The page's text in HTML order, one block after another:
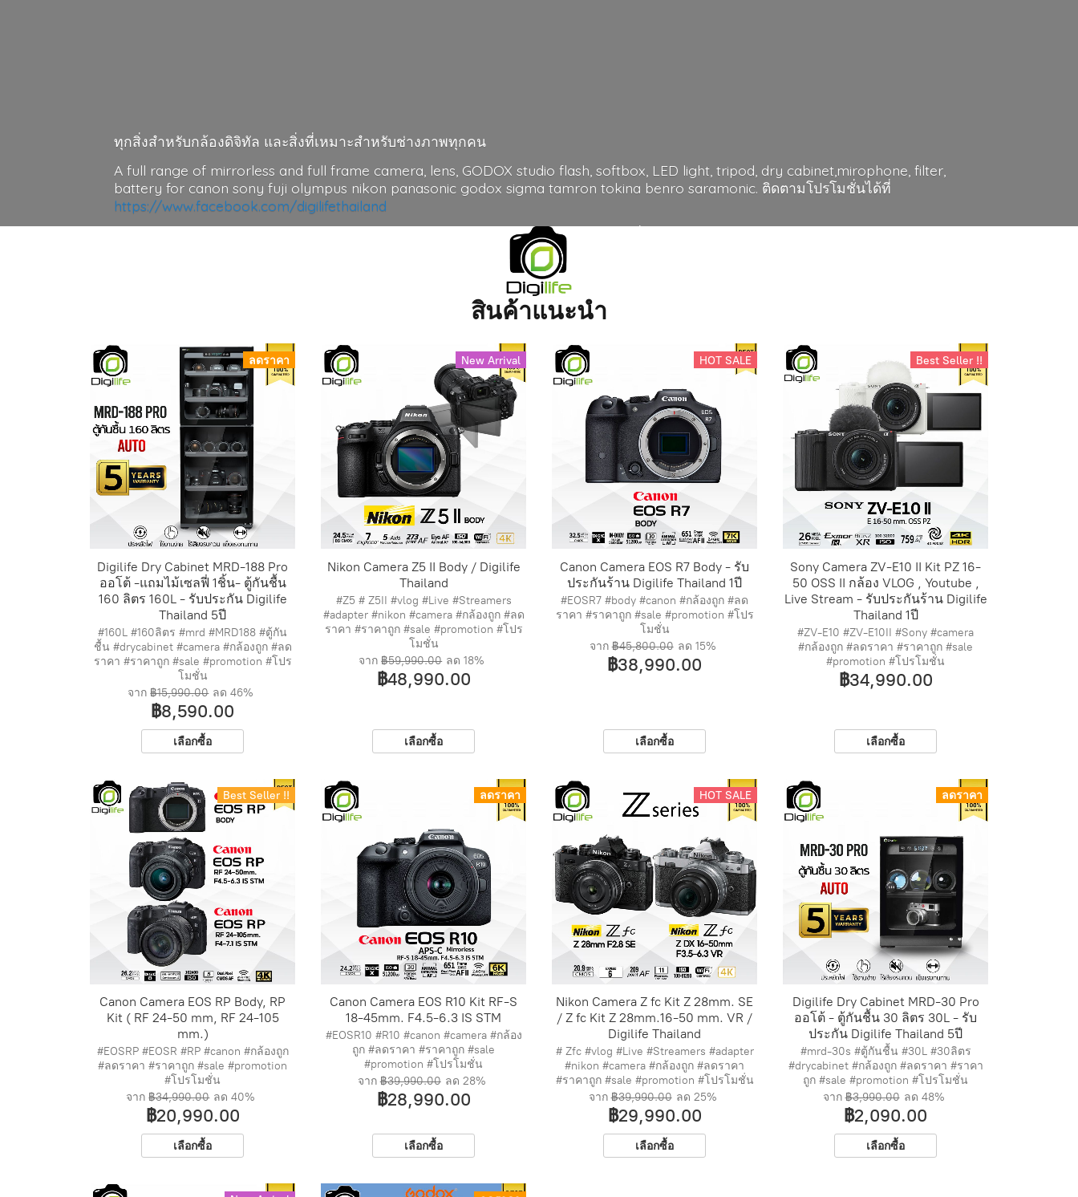
ทุกสิ่งสำหรับกล้องดิจิทัล และสิ่งที่เหมาะสำหรับช่างภาพทุกคน
A full range of mirrorless and full frame camera, lens, GODOX studio flash, softbox, LED light, tripod, dry cabinet,mirophone, filter,
battery for canon sony fuji olympus nikon panasonic godox sigma tamron tokina benro saramonic. ติดตามโปรโมชั่นได้ที่
https://www.facebook.com/digilifethailand
กล้องฟูลเฟรม กล้องมิลเลอร์เลส เลนส์ ชุดไฟ อุปกรณ์ไลฟ์สด ไมค์ สำหรับ แคนนอน โซนี่ ฟูจิ โอลิมปัส นิคอน ครบรุ่น ครบไลน์ ถูกใจรุ่นไหน
ใส่ตะกร้าไว้เลยค่ะ หรือสั่งสินค้าพิเศษ by order ทักหาเราได้ที่ไลน์ @digilifethailand รับของที่ร้าน หรือจัดส่งด่วนยินดีให้บริการค่ะ
กล้อง โซนี่ a7 canon eos ฟูจิ Nikon โอลิมเปีย OM-1 OM-5 เลนส์ sony sel fe canon rf ฟูจินอน sigma
สินค้า
สินค้าแนะนำ
ลดราคา
Digilife Dry Cabinet MRD-188 Pro
ออโต้ -แถมไม้เซลฟี่ 1ชิ้น- ตู้กันชื้น
160 ลิตร 160L - รับประกัน Digilife
Thailand 5ปี
#160L #160ลิตร #mrd #MRD188 #ตู้กัน
ชื้น #drycabinet #camera #กล้องถูก #ลด
ราคา #ราคาถูก #sale #promotion #โปร
โมชั่น
จาก ฿15,990.00 ลด46%
฿8,590.00
เลือกซื้อ
New Arrival
Nikon Camera Z5 II Body / Digilife
Thailand
#Z5 # Z5II #vlog #Live #Streamers​
#adapter #nikon #camera #กล้องถูก #ลด
ราคา #ราคาถูก #sale #promotion #โปร
โมชั่น
จาก ฿59,990.00 ลด18%
฿48,990.00
เลือกซื้อ
HOT SALE
Canon Camera EOS R7 Body - รับ
ประกันร้าน Digilife Thailand 1ปี
#EOSR7 #body #canon #กล้องถูก #ลด
ราคา #ราคาถูก #sale #promotion #โปร
โมชั่น
จาก ฿45,800.00 ลด 15%
฿38,990.00
เลือกซื้อ
Best Seller !!
Sony Camera ZV-E10 II Kit PZ 16-
50 OSS II กล้อง VLOG , Youtube ,
Live Stream - รับประกันร้าน Digilife
Thailand 1ปี
#ZV-E10 #ZV-E10II #Sony #camera
#กล้องถูก #ลดราคา #ราคาถูก #sale
#promotion #โปรโมชั่น
฿34,990.00
เลือกซื้อ
Best Seller !!
Canon Camera EOS RP Body, RP
Kit ( RF 24-50 mm, RF 24-105
mm.)
#EOSRP #EOSR #RP #canon #กล้องถูก
#ลดราคา #ราคาถูก #sale #promotion
#โปรโมชั่น
จาก ฿34,990.00 ลด40%
฿20,990.00
เลือกซื้อ
ลดราคา
Canon Camera EOS R10 Kit RF-S
18-45mm. F4.5-6.3 IS STM
#EOSR10 #R10 #canon #camera #กล้อง
ถูก #ลดราคา #ราคาถูก #sale
#promotion #โปรโมชั่น
จาก ฿39,990.00 ลด 28%
฿28,990.00
เลือกซื้อ
HOT SALE
Nikon Camera Z fc Kit Z 28mm. SE
/ Z fc Kit Z 28mm.16-50 mm. VR /
Digilife Thailand
# Zfc #vlog #Live #Streamers #adapter
#nikon #camera #กล้องถูก #ลดราคา
#ราคาถูก #sale #promotion #โปรโมชั่น
จาก ฿39,990.00 ลด 25%
฿29,990.00
เลือกซื้อ
ลดราคา
Digilife Dry Cabinet MRD-30 Pro
ออโต้ - ตู้กันชื้น 30 ลิตร 30L - รับ
ประกัน Digilife Thailand 5ปี
#mrd-30s #ตู้กันชื้น #30L #30ลิตร
#drycabinet #กล้องถูก #ลดราคา #ราคา
ถูก #sale #promotion #โปรโมชั่น
จาก ฿3,990.00 ลด 48%
฿2,090.00
เลือกซื้อ